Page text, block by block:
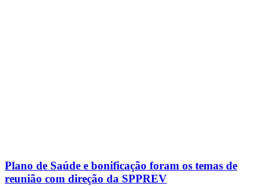
Plano de Saúde e bonificação foram os temas de
reunião com direção da SPPREV